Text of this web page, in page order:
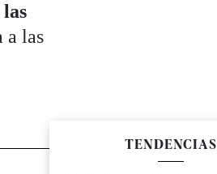
a las
TENDENCIAS